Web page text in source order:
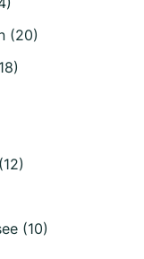
(20)
(10)